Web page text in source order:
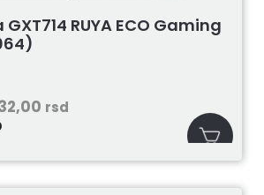
RUYA ECO Gaming
rsd